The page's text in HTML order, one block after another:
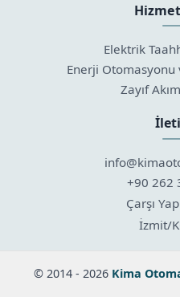
Elektrik
Enerji Otomasyonu
Zayıf
+90 262
Çarşı
İzmit/
© 2014 - 2026 Kima